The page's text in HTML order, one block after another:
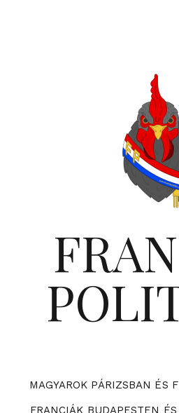
MAGYAROK PÁRIZSBAN ÉS
FRANCIÁK BUDAPESTEN ÉS